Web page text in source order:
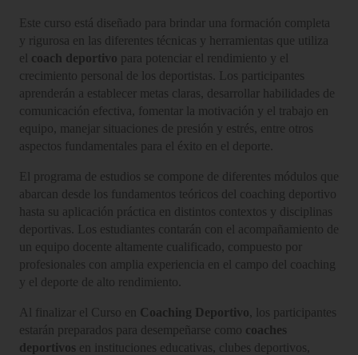
Este curso está diseñado para brindar una formación completa
y rigurosa en las diferentes técnicas y herramientas que utiliza
el coach deportivo para potenciar el rendimiento y el
crecimiento personal de los deportistas. Los participantes
aprenderán a establecer metas claras, desarrollar habilidades de
comunicación efectiva, fomentar la motivación y el trabajo en
equipo, manejar situaciones de presión y estrés, entre otros
aspectos fundamentales para el éxito en el deporte.
El programa de estudios se compone de diferentes módulos que
abarcan desde los fundamentos teóricos del coaching deportivo
hasta su aplicación práctica en distintos contextos y disciplinas
deportivas. Los estudiantes contarán con el acompañamiento de
un equipo docente altamente cualificado, compuesto por
profesionales con amplia experiencia en el campo del coaching
y el deporte de alto rendimiento.
Al finalizar el Curso en Coaching Deportivo , los participantes
estarán preparados para desempeñarse como coaches
deportivos en instituciones educativas, clubes deportivos,